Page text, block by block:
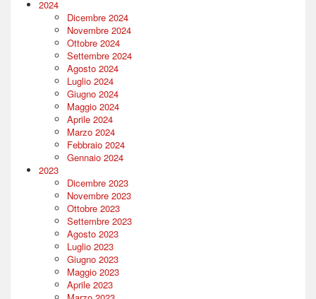
2024
Dicembre 2024
Novembre 2024
Ottobre 2024
Settembre 2024
Agosto 2024
Luglio 2024
Giugno 2024
Maggio 2024
Aprile 2024
Marzo 2024
Febbraio 2024
Gennaio 2024
2023
Dicembre 2023
Novembre 2023
Ottobre 2023
Settembre 2023
Agosto 2023
Luglio 2023
Giugno 2023
Maggio 2023
Aprile 2023